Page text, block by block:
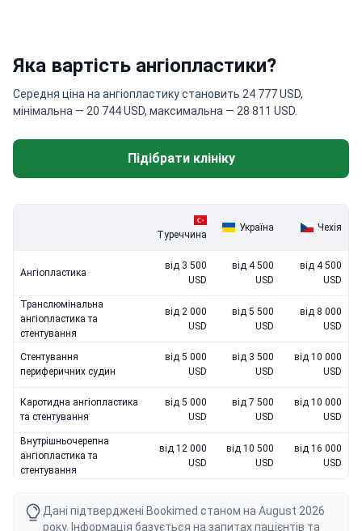
Яка вартість ангіопластики?
Середня ціна на ангіопластику становить 24 777 USD,
мінімальна — 20 744 USD, максимальна — 28 811 USD.
Підібрати клініку
Туреччина
Україна Чехія
Ангіопластика
від 3 500
USD
від 4 500
USD
від 4 500
USD
Транслюмінальна
ангіопластика та
стентування
від 2 000
USD
від 5 500
USD
від 8 000
USD
Стентування
периферичних судин
від 5 000
USD
від 3 500
USD
від 10 000
USD
Каротидна ангіопластика
та стентування
від 5 000
USD
від 7 500
USD
від 10 000
USD
Внутрішньочерепна
ангіопластика та
стентування
від 12 000
USD
від 10 500
USD
від 16 000
USD
Дані підтверджені Bookimed станом на August 2026
року. Інформація базується на запитах пацієнтів та